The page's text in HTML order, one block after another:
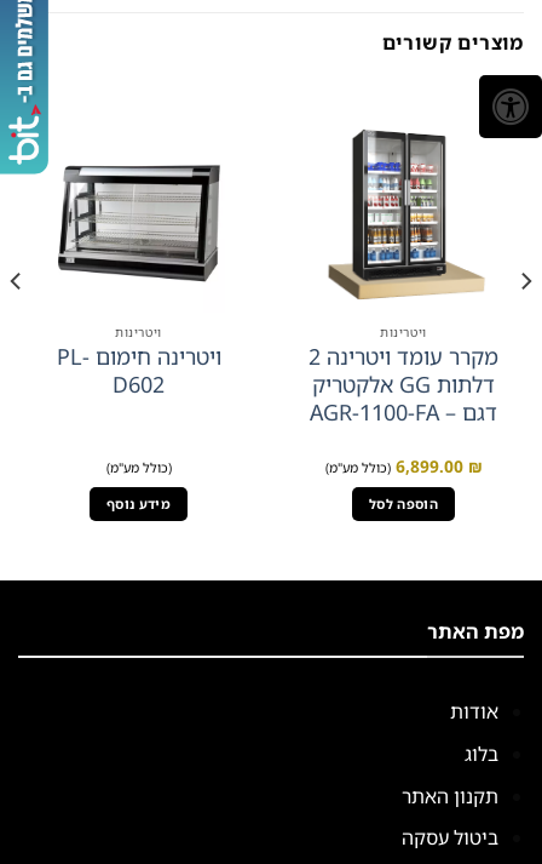
מוצרים קשורים
ויטרינות
מקרר עומד ויטרינה 2
דלתות GG אלקטריק
דגם – AGR-1100-FA
6,899.00 ₪
(כולל מע"מ)
הוספה לסל
ויטרינות
ויטרינה חימום PL-
D602
(כולל מע"מ)
מידע נוסף
מפת האתר
אודות
בלוג
תקנון האתר
ביטול עסקה